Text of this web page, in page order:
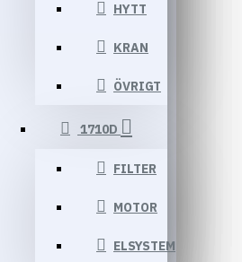
HYTT
KRAN
ÖVRIGT
1710D
FILTER
MOTOR
ELSYSTEM